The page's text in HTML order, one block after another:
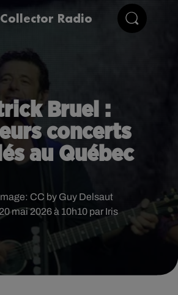
Collector Radio
Bruel :
concerts
au Québec
mai 2026 à 10h10 par Iris
CC by Guy Delsaut